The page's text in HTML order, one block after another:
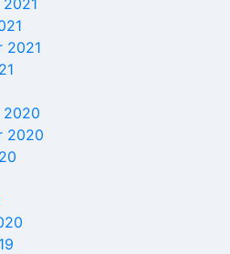
2021
2020
2020